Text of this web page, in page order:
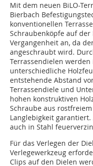
Mit dem neuen BiLO-
Bierbach
konventionellen
Schraubenköpfe auf
Vergangenheit an, da
angeschraubt wird.
Terrassendielen
unterschiedliche
entstehende Abstand
Terrassendiele und
hohen konstruktiven
Schraube aus
Langlebigkeit
auch in Stahl
Für das Verlegen der
Verlegewerkzeug
Clips auf den Dielen